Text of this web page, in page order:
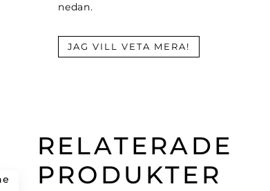
nedan.
JAG VILL VETA MERA!
RELATERADE
PRODUKTER